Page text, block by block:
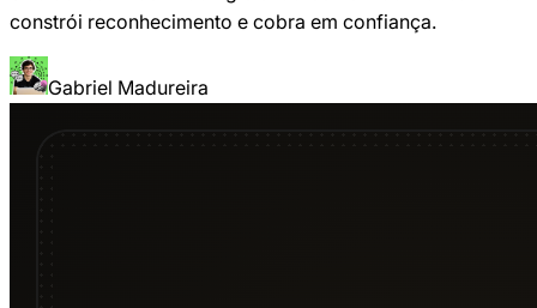
constrói reconhecimento e cobra em confiança.
Gabriel Madureira